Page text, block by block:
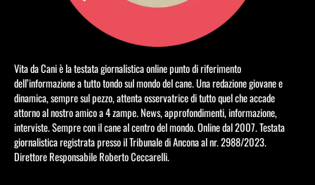
Vita da Cani è la testata giornalistica online punto di riferimento
dell’informazione a tutto tondo sul mondo del cane. Una redazione giovane e
dinamica, sempre sul pezzo, attenta osservatrice di tutto quel che accade
attorno al nostro amico a 4 zampe. News, approfondimenti, informazione,
interviste. Sempre con il cane al centro del mondo. Online dal 2007. Testata
giornalistica registrata presso il Tribunale di Ancona al nr. 2988/2023.
Direttore Responsabile Roberto Ceccarelli.